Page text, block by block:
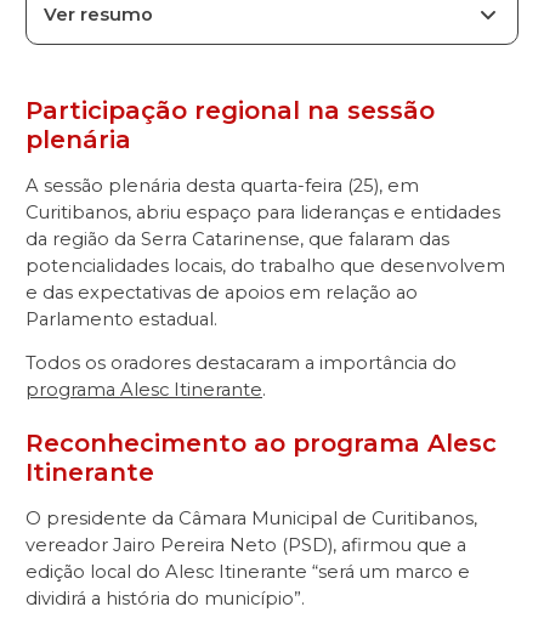
Ver resumo
Participação regional na sessão
plenária
A sessão plenária desta quarta-feira (25), em
Curitibanos, abriu espaço para lideranças e entidades
da região da Serra Catarinense, que falaram das
potencialidades locais, do trabalho que desenvolvem
e das expectativas de apoios em relação ao
Parlamento estadual.
Todos os oradores destacaram a importância do
programa Alesc Itinerante.
Reconhecimento ao programa Alesc
Itinerante
O presidente da Câmara Municipal de Curitibanos,
vereador Jairo Pereira Neto (PSD), afirmou que a
edição local do Alesc Itinerante “será um marco e
dividirá a história do município”.